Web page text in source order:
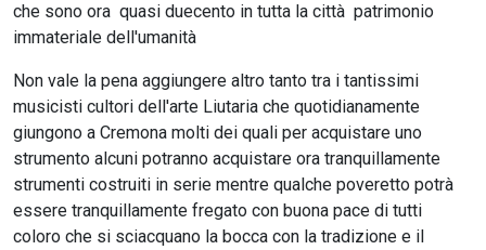
che sono ora quasi duecento in tutta la città patrimonio
immateriale dell'umanità
Non vale la pena aggiungere altro tanto tra i tantissimi
musicisti cultori dell'arte Liutaria che quotidianamente
giungono a Cremona molti dei quali per acquistare uno
strumento alcuni potranno acquistare ora tranquillamente
strumenti costruiti in serie mentre qualche poveretto potrà
essere tranquillamente fregato con buona pace di tutti
coloro che si sciacquano la bocca con la tradizione e il